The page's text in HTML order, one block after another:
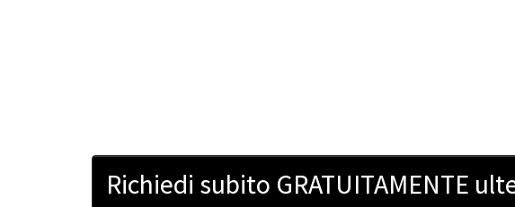
Richiedi subito GRATUITAMENTE